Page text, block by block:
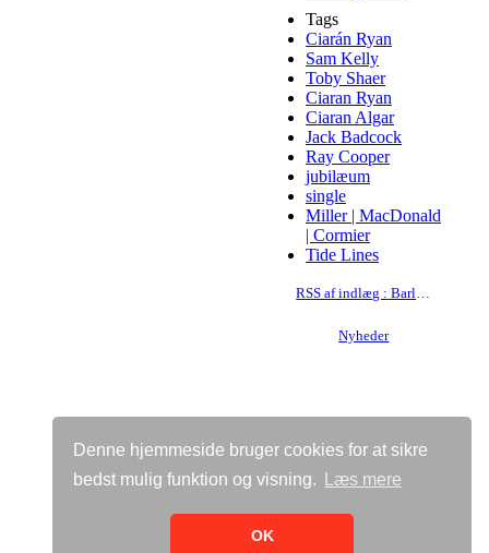
Denne hjemmeside bruger cookies for at sikre
bedst mulig funktion og visning.
Læs mere
OK
Tags
Ciarán Ryan
Sam Kelly
Toby Shaer
Ciaran Ryan
Ciaran Algar
Jack Badcock
Ray Cooper
jubilæum
single
Miller | MacDonald
| Cormier
Tide Lines
RSS af indlæg : Barluath
Nyheder
Vis almindelig hjemmeside
Bricksite.com